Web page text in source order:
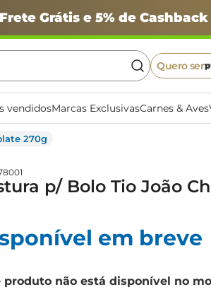
Grátis e 5% de Cashback
Quero ser
vendidosMarcas ExclusivasCarnes & Aves
270g
p/ Bolo Tio João
em breve
produto não está disponível no